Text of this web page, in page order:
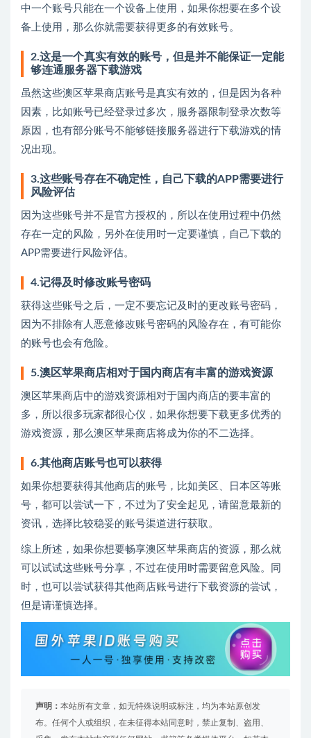
中一个账号只能在一个设备上使用，如果你想要在多个设
备上使用，那么你就需要获得更多的有效账号。
2.这是一个真实有效的账号，但是并不能保证一定能
够连通服务器下载游戏
虽然这些澳区苹果商店账号是真实有效的，但是因为各种
因素，比如账号已经登录过多次，服务器限制登录次数等
原因，也有部分账号不能够链接服务器进行下载游戏的情
况出现。
3.这些账号存在不确定性，自己下载的APP需要进行
风险评估
因为这些账号并不是官方授权的，所以在使用过程中仍然
存在一定的风险，另外在使用时一定要谨慎，自己下载的
APP需要进行风险评估。
4.记得及时修改账号密码
获得这些账号之后，一定不要忘记及时的更改账号密码，
因为不排除有人恶意修改账号密码的风险存在，有可能你
的账号也会有危险。
5.澳区苹果商店相对于国内商店有丰富的游戏资源
澳区苹果商店中的游戏资源相对于国内商店的要丰富的
多，所以很多玩家都很心仪，如果你想要下载更多优秀的
游戏资源，那么澳区苹果商店将成为你的不二选择。
6.其他商店账号也可以获得
如果你想要获得其他商店的账号，比如美区、日本区等账
号，都可以尝试一下，不过为了安全起见，请留意最新的
资讯，选择比较稳妥的账号渠道进行获取。
综上所述，如果你想要畅享澳区苹果商店的资源，那么就
可以试试这些账号分享，不过在使用时需要留意风险。同
时，也可以尝试获得其他商店账号进行下载资源的尝试，
但是请谨慎选择。
声明： 本站所有文章，如无特殊说明或标注，均为本站原创发
布。任何个人或组织，在未征得本站同意时，禁止复制、盗用、